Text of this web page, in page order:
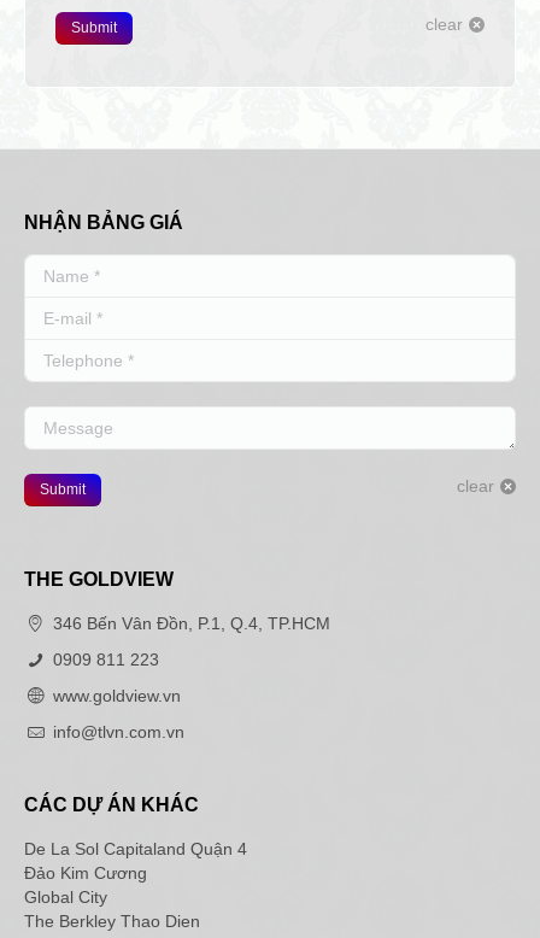
Submit clear
NHẬN BẢNG GIÁ
Name *
E-mail *
Telephone *
Message
Submit clear
THE GOLDVIEW
346 Bến Vân Đồn, P.1, Q.4, TP.HCM
0909 811 223
www.goldview.vn
info@tlvn.com.vn
CÁC DỰ ÁN KHÁC
De La Sol Capitaland Quận 4
Đảo Kim Cương
Global City
The Berkley Thao Dien